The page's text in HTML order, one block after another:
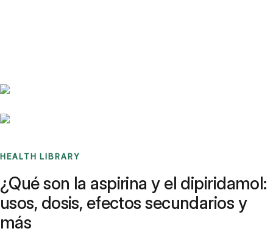
HEALTH LIBRARY
¿Qué son la aspirina y el dipiridamol:
usos, dosis, efectos secundarios y
más